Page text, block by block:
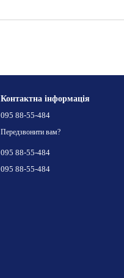
Контактна інформація
095 88-55-484
Передзвонити вам?
095 88-55-484
095 88-55-484